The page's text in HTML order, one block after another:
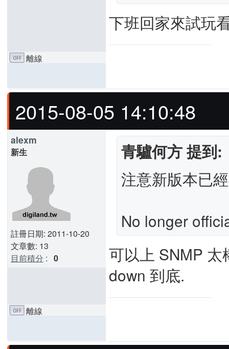
下班回家來試玩
離線
2015-08-05 14:10:48
alexm
新生
註冊日期: 2011-10-20
文章數: 13
目前積分 : 0
青驢何方 提到:
注意新版本已
No longer
可以上 SNMP 太
down 到底.
離線